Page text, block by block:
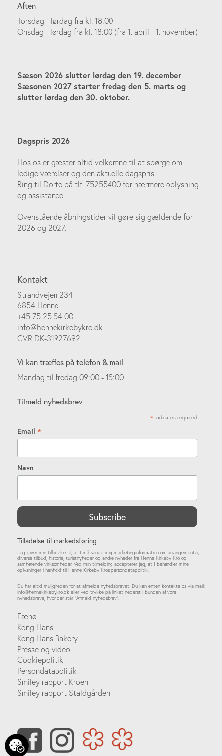
Aften
Torsdag - lørdag fra kl. 18:00
Onsdag - lørdag fra kl. 18:00 (fra 1. april - 1. november)
Sæson 2026 slutter lørdag den 19. december
Sæsonen 2027 starter fredag den 5. marts og
slutter lørdag den 30. oktober.
Dagspris 2026
Hos os er gæster altid velkomne til at spørge om
ledige værelser og den aktuelle dagspris.
Ring til Dorte på tlf. 75255400 for nærmere oplysning
og assistance.
Ovenstående åbningstider vil gøre sig gældende for
2026 og 2027.
Kontakt
Strandvejen 234
6854 Henne
+45 75 25 54 00
info@hennekirkebykro.dk
CVR DK-31927692
Vi kan træffes på telefon & mail
Mandag til fredag 09:00 - 15:00
Tilmeld nyhedsbrev
* indicates required
Email *
Navn
Tilladelse til markedsføring
Jeg giver min tilladelse til, at I må sende mig marketinginformation om arrangementer,
diverse tilbud, historie, turistnyheder og andre nyheder fra Henne Kirkeby Kro og
samhørende virksomheder. Ved min tilmelding accepterer jeg, at I behandler mine
oplysninger i henhold til Henne Kirkeby Kros persondatapolitik.
Du har altid muligheden for at afmelde nyhedsbrevet. Du kan enten kontakte os via mail:
info@hennekirkebykro.dk eller ved trykke på linket nederst i bunden af vore
nyhedsbreve, hvor der står ”Afmeld nyhedsbrev”.
Fænø
Kong Hans
Kong Hans Bakery
Presse og video
Cookiepolitik
Persondatapolitik
Smiley rapport Kroen
Smiley rapport Staldgården